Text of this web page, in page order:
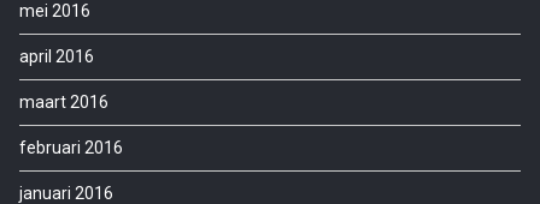
mei 2016
april 2016
maart 2016
februari 2016
januari 2016